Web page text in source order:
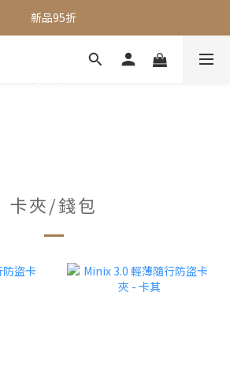
全館滿$1000即享免運
新品95折
全館滿$1000即享免運
卡夾/錢包